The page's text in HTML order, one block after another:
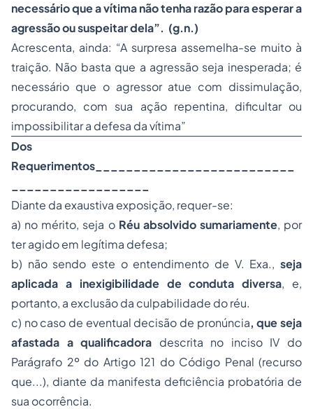
necessário que a vítima não tenha razão para esperar a
agressão ou suspeitar dela”. (g.n.)
Acrescenta, ainda: “A surpresa assemelha-se muito à
traição. Não basta que a agressão seja inesperada; é
necessário que o agressor atue com dissimulação,
procurando, com sua ação repentina, dificultar ou
impossibilitar a defesa da vítima”
Dos
Requerimentos__________________________
Diante da exaustiva exposição, requer-se:
a) no mérito, seja o Réu absolvido sumariamente, por
ter agido em legítima defesa;
b) não sendo este o entendimento de V. Exa., seja
aplicada a inexigibilidade de conduta diversa, e,
portanto, a exclusão da culpabilidade do réu.
c) no caso de eventual decisão de pronúncia, que seja
afastada a qualificadora descrita no inciso IV do
Parágrafo 2º do Artigo 121 do Código Penal (recurso
que...), diante da manifesta deficiência probatória de
sua ocorrência.